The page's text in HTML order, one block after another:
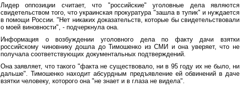
Лидер оппозиции считает, что "российские" уголовные дела являются
свидетельством того, что украинская прокуратура "зашла в тупик" и нуждается
в помощи России. "Нет никаких доказательств, которые бы свидетельствовали
о моей виновности", - подчеркнула она.
Информация о возбуждении уголовного дела по факту дачи взятки
российскому чиновнику дошла до Тимошенко из СМИ и она уверяет, что не
получала соответствующих документальных подтверждений.
Она заявляет, что такого "факта не существовало, ни в 95 году их не было, ни
дальше". Тимошенко находит абсурдным предъявление ей обвинений в даче
взятки человеку, которого она "не знает и в глаза не видела".